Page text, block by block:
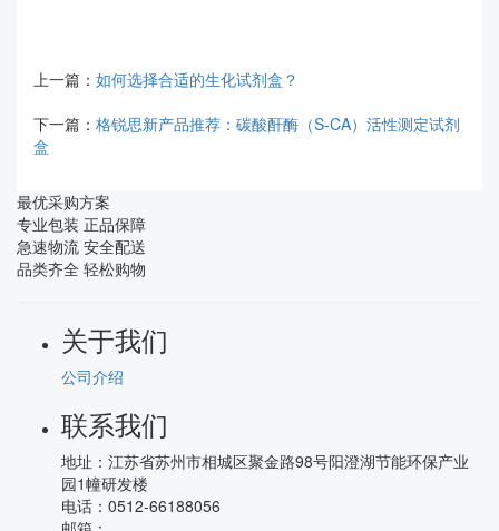
上一篇： 如何选择合适的生化试剂盒？
下一篇： 格锐思新产品推荐：碳酸酐酶（S-CA）活性测定试剂
盒
最优采购方案
专业包装 正品保障
急速物流 安全配送
品类齐全 轻松购物
关于我们
公司介绍
联系我们
地址： 江苏省苏州市相城区聚金路98号阳澄湖节能环保产业
园1幢研发楼
电话： 0512-66188056